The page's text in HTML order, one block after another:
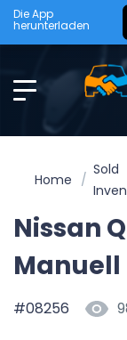
Die App
herunterladen
Home
Sold
Nissan
Manuell
#08256